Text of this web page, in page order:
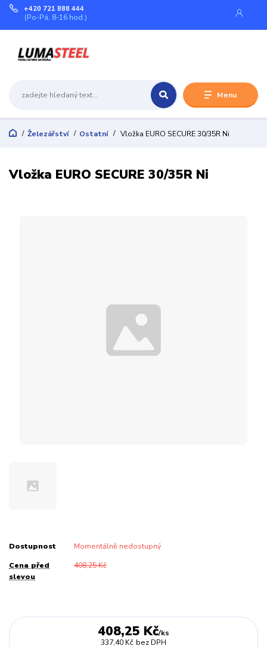
Menu
+420 721 888 444
(Po-Pá, 8-16 hod.)
Železářství Ostatní Vložka EURO SECURE 30/35R Ni
Vložka EURO SECURE 30/35R Ni
Dostupnost Momentálně nedostupný
Cena před
slevou
408,25 Kč
408,25 Kč/ks
337,40 Kč bez DPH